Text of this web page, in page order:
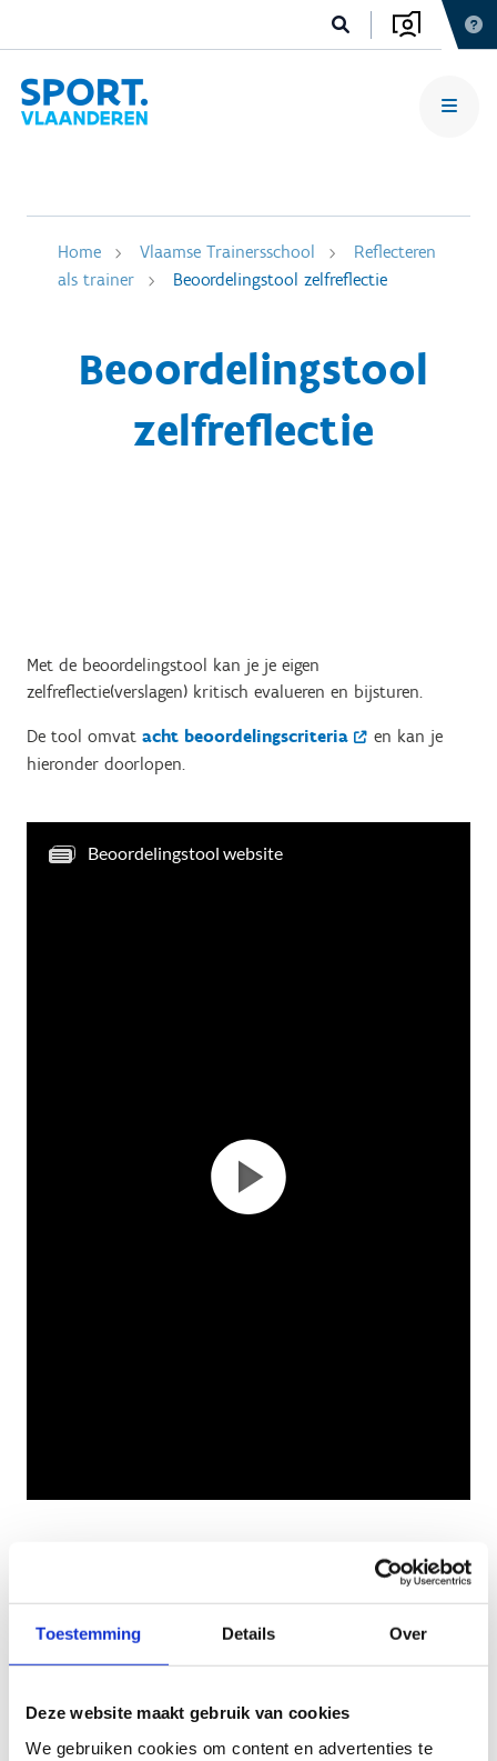
Toestemming Details Over
Deze website maakt gebruik van cookies
We gebruiken cookies om content en advertenties te
Home Vlaamse Trainersschool
Reflecteren
als trainer
Beoordelingstool zelfreflectie
Beoordelingstool
zelfreflectie
Met de beoordelingstool kan je je eigen
zelfreflectie(verslagen) kritisch evalueren en bijsturen.
De tool omvat acht beoordelingscriteria
en kan je
hieronder doorlopen.